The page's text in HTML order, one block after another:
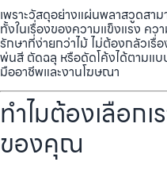
เพราะวัสดุอย่างแผ่นพลาสวูดสา
ทั้งในเรื่องของความแข็งแรง ค
รักษาที่ง่ายกว่าไม้ ไม่ต้องกลัวเรื่
พ่นสี ตัดฉลุ หรือดัดโค้งได้ตามแ
มืออาชีพและงานโฆษณา
ทำไมต้องเลือก
ของคุณ